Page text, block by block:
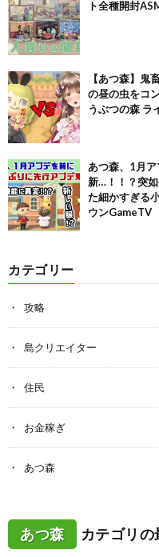
ト全種開封
【あつ森】鬼
の昼の虫をコ
うぶつの森 ラ
あつ森、1月
新…！！？突
た細かすぎる
ウンGameTV
カテゴリー
攻略
島クリエイター
住民
お金稼ぎ
あつ森
あつ森 カテゴリ